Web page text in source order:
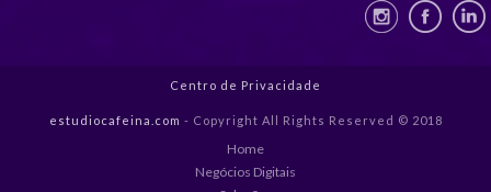
Centro de Privacidade
estudiocafeina.com - Copyright All Rights Reserved © 2018
Home
Negócios Digitais